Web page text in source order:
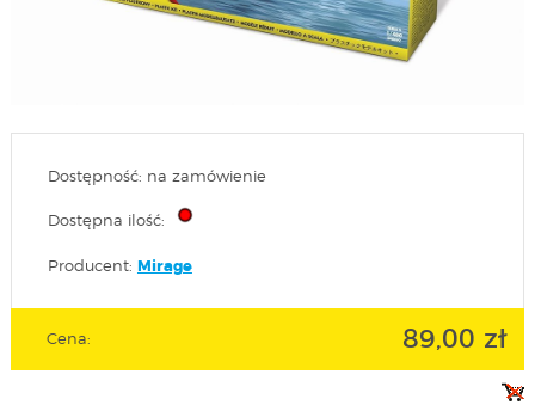
Dostępność: na zamówienie
Dostępna ilość:
Producent: Mirage
Cena: 89,00 zł